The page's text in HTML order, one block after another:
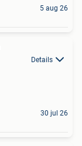
5 aug 26
Details
30 jul 26